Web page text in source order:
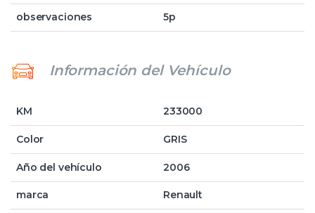
observaciones 5p
Información del Vehículo
KM 233000
Color GRIS
Año del vehículo 2006
marca Renault